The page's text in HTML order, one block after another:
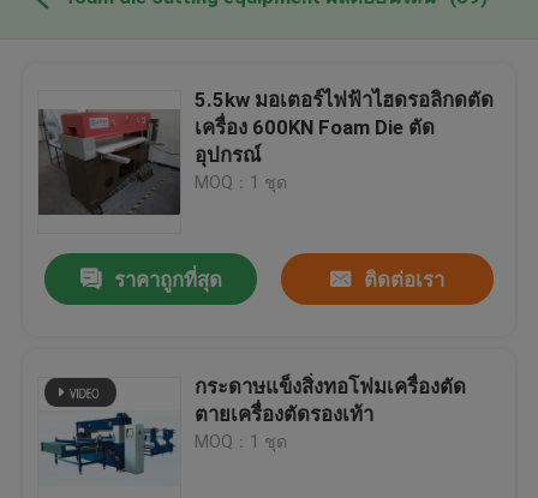
5.5kw มอเตอร์ไฟฟ้าไฮดรอลิกดตัด
เครื่อง 600KN Foam Die ตัด
อุปกรณ์
MOQ：1 ชุด
ราคาถูกที่สุด ติดต่อเรา
กระดาษแข็งสิ่งทอโฟมเครื่องตัด
ตายเครื่องตัดรองเท้า
MOQ：1 ชุด